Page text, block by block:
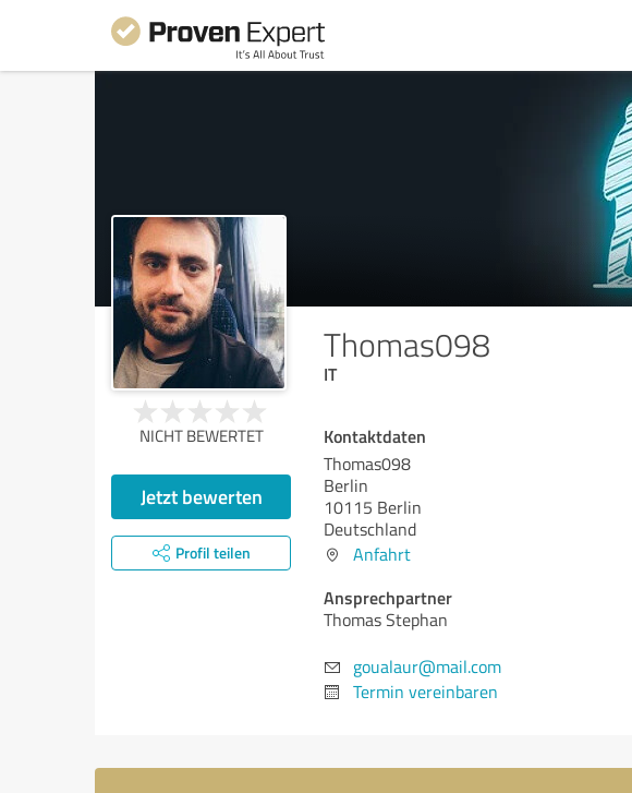
Thomas098
IT
NICHT BEWERTET
Jetzt bewerten
Profil teilen
Kontaktdaten
Thomas098
Berlin
10115 Berlin
Deutschland
Anfahrt
Ansprechpartner
Thomas Stephan
goualaur@mail.com
Termin vereinbaren